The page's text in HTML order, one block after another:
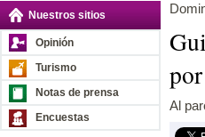
Nuestros sitios
Opinión
Turismo
Notas de prensa
Encuestas
Al